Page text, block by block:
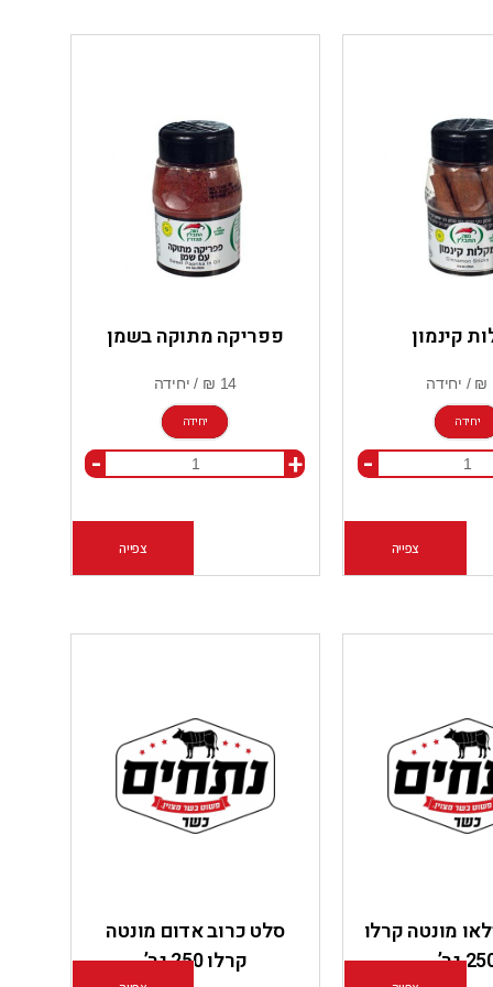
קינמון
יחידה
-
הוספה לסל
צפייה
פפריקה מתוקה בשמן
יחידה
+
-
הוספה לסל
צפייה
מונטה קרלו
גר’
סלט כרוב אדום מונטה
קרלו 250 גר’